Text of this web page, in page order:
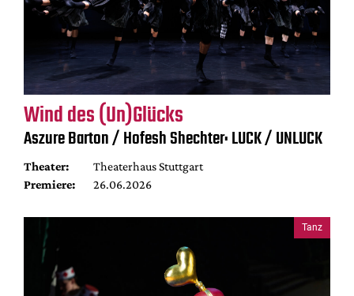
Wind des (Un)Glücks
Aszure Barton / Hofesh Shechter: LUCK / UNLUCK
Theater:
Theaterhaus Stuttgart
Premiere:
26.06.2026
Tanz